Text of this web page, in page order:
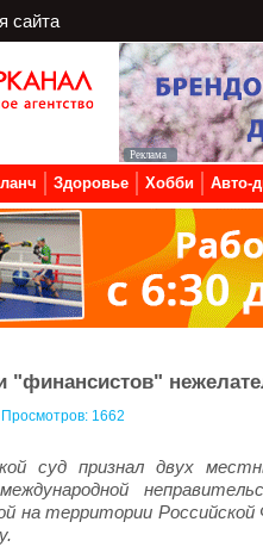
сайта
Здоровье Хобби Авто-
1662
суд признал двух
на территории Российской